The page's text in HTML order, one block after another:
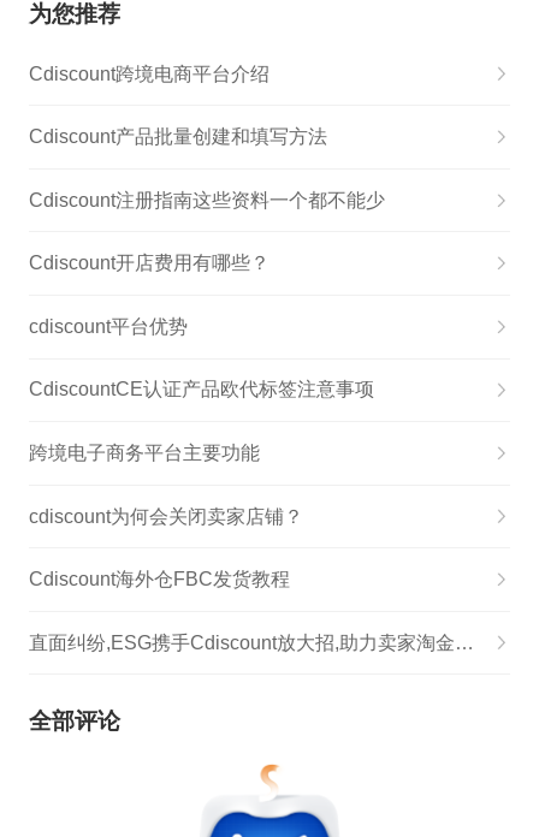
为您推荐
​Cdiscount跨境电商平台介绍
Cdiscount产品批量创建和填写方法
Cdiscount注册指南这些资料一个都不能少
Cdiscount开店费用有哪些？
cdiscount平台优势
CdiscountCE认证产品欧代标签注意事项
跨境电子商务平台主要功能
cdiscount为何会关闭卖家店铺？
Cdiscount海外仓FBC发货教程
直面纠纷,ESG携手Cdiscount放大招,助力卖家淘金法国电商市场
全部评论